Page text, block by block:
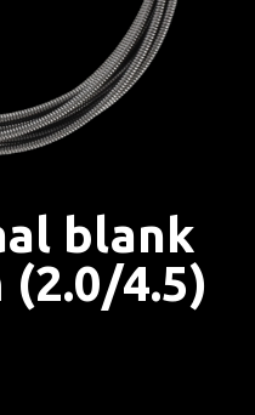
blank
(2.0/4.5)